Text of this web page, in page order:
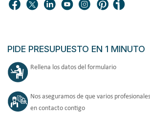
PIDE PRESUPUESTO EN 1 MINUTO
Rellena los datos del formulario
Nos aseguramos de que varios
en contacto contigo